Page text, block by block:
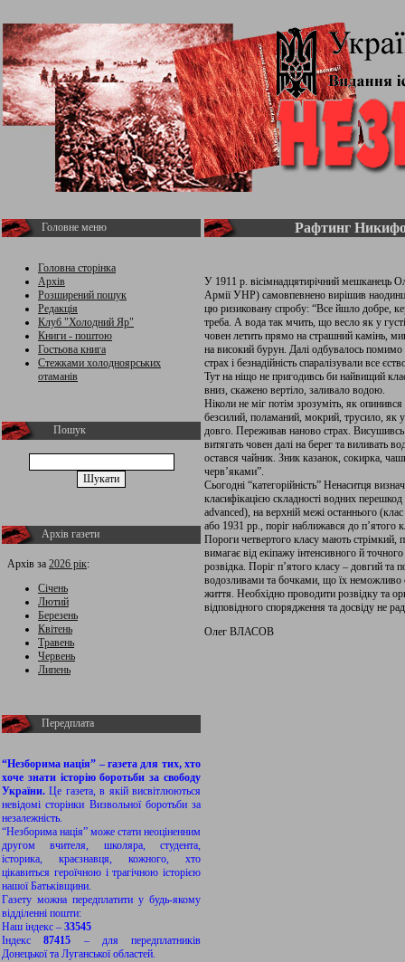
Головне меню
Головна сторінка
Архів
Розширений пошук
Редакція
Клуб "Холодний Яр"
Книги - поштою
Гостьова книга
Стежками холодноярських
отаманів
Пошук
Архів газети
Архів за 2026 рік:
Січень
Лютий
Березень
Квітень
Травень
Червень
Липень
Передплата
“Незборима нація” – газета для тих, хто
хоче знати історію боротьби за свободу
України.Це газета, в якій висвітлюються
невідомі сторінки Визвольної боротьби за
незалежність.
“Незборима нація” може стати неоціненним
другом вчителя, школяра, студента,
історика, краєзнавця, кожного, хто
цікавиться героїчною і трагічною історією
нашої Батьківщини.
Газету можна передплатити у будь-якому
відділенні пошти:
Наш індекс – 33545
Індекс87415 – для передплатників
Донецької та Луганської областей.
Рафтинг
У 1911 р. вісімнадцятирічний мешканець
Армії УНР) самовпевнено вирішив
цю ризиковану спробу: “Все йшло добре,
треба. А вода так мчить, що весло як у
човен летить прямо на страшний камінь,
на високий бурун. Далі одбувалось
страх і безнадійність спаралізували все
Тут на ніщо не пригодивсь би найвищий
вниз, скажено вертіло, заливало водою.
Ніколи не міг потім зрозуміть, як
безсилий, поламаний, мокрий, трусило, як
довго. Переживав наново страх.
витягать човен далі на берег та виливать
остався чайник. Зник казанок, сокирка,
черв’яками”.
Сьогодні “категорійність” Ненаситця
класифікацією складності водних
advanced), на верхній межі останнього
або 1931 рр., поріг наближався до
Пороги четвертого класу мають стрімкий,
вимагає від екіпажу інтенсивного й
розвідка. Поріг п’ятого класу – довгий
водозливами та бочками, що їх неможливо
життя. Необхідно проводити розвідку та
відповідного спорядження та досвіду не
Олег ВЛАСОВ